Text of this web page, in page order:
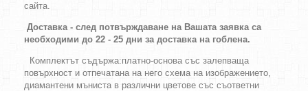
сайта.
Доставка - след потвърждаване на Вашата заявка са
необходими до 22 - 25 дни за доставка на гоблена.
Комплектът съдържа:платно-основа със залепваща
повърхност и отпечатана на него схема на изображението,
диамантени мъниста в различни цветове със съответни